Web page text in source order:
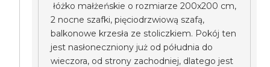
łóżko małżeńskie o rozmiarze 200x200 cm,
2 nocne szafki, pięciodrzwiową szafą,
balkonowe krzesła ze stoliczkiem. Pokój ten
jest nasłoneczniony już od półudnia do
wieczora, od strony zachodniej, dlatego jest